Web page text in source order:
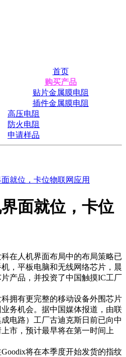
首页
购买产品
贴片金属膜电阻
插件金属膜电阻
高压电阻
防火电阻
申请样品
就位，卡位物联网应用
面就位，卡位
在人机界面布局中的布局策略已
，平板电脑和无线网络芯片，晨
产品，并投资了中国触摸IC工厂
拥有更完整的移动设备外围芯片
务机会。据中国媒体报道，由联
电路）工厂古迪克斯日前已向中
市，预计最早将在第一时间上
将在本季度开始发货的指纹